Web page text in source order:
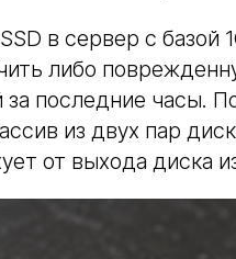
в сервер с базой
либо
за последние часы.
из двух пар
от выхода диска